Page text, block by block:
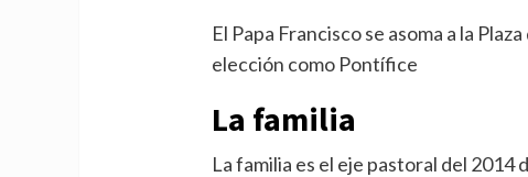
El Papa Francisco se asoma a la
elección como Pontífice
La familia
La familia es el eje pastoral del 2014